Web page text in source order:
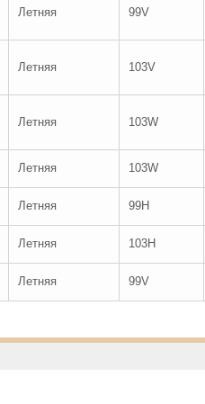
Летняя 99V
Летняя 103V
Летняя 103W
Летняя 103W
Летняя 99H
Летняя 103H
Летняя 99V